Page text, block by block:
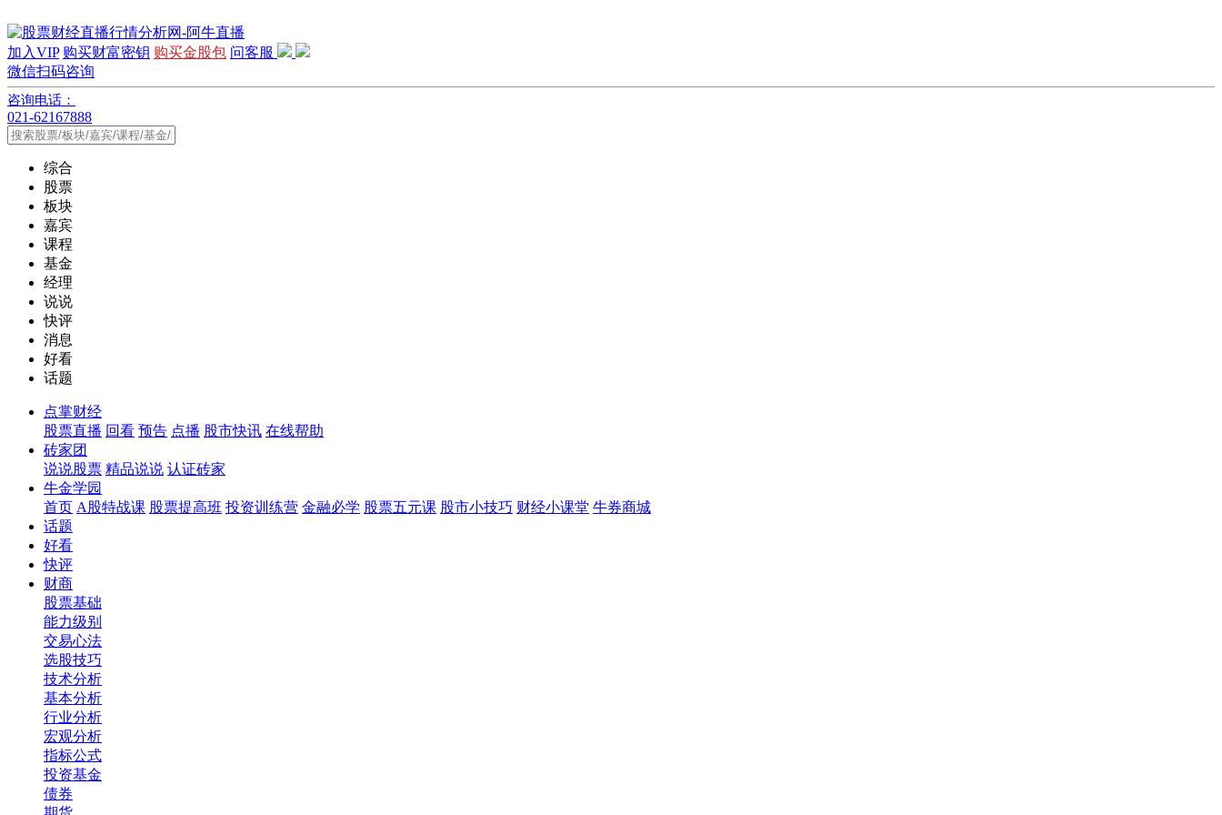
加入VIP 购买财富密钥 购买金股包 问客服
微信扫码咨询
咨询电话：
021-62167888
综合
股票
板块
嘉宾
课程
基金
经理
说说
快评
消息
好看
话题
点掌财经
股票直播 回看 预告 点播 股市快讯 在线帮助
砖家团
说说股票 精品说说 认证砖家
牛金学园
首页 A股特战课 股票提高班 投资训练营 金融必学 股票五元课 股市小技巧 财经小课堂 牛券商城
话题
好看
快评
财商
股票基础
能力级别
交易心法
选股技巧
技术分析
基本分析
行业分析
宏观分析
指标公式
投资基金
债券